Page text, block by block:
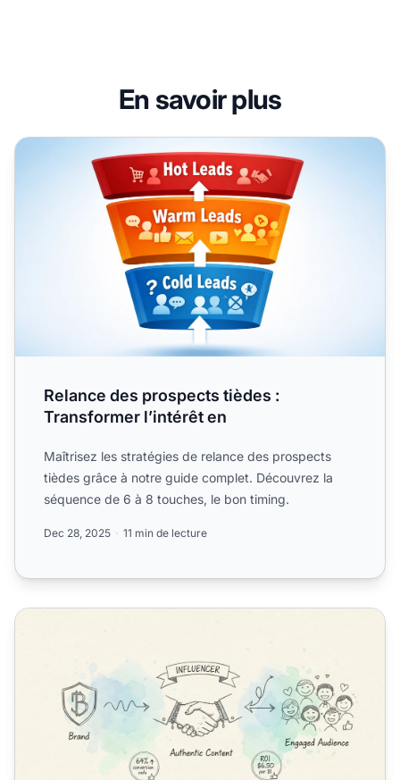
En savoir plus
Relance des prospects tièdes : Transformer l’intérêt en
Relance des prospects tièdes :
Transformer l’intérêt en
Maîtrisez les stratégies de relance des prospects
tièdes grâce à notre guide complet. Découvrez la
séquence de 6 à 8 touches, le bon timing.
Dec 28, 2025 11 min de lecture
Comment relancer des prospects chauds sans être